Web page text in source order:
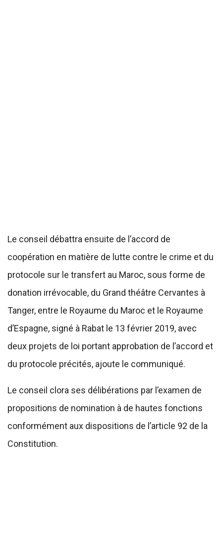
Le conseil débattra ensuite de l’accord de
coopération en matière de lutte contre le crime et du
protocole sur le transfert au Maroc, sous forme de
donation irrévocable, du Grand théâtre Cervantes à
Tanger, entre le Royaume du Maroc et le Royaume
d’Espagne, signé à Rabat le 13 février 2019, avec
deux projets de loi portant approbation de l’accord et
du protocole précités, ajoute le communiqué.
Le conseil clora ses délibérations par l’examen de
propositions de nomination à de hautes fonctions
conformément aux dispositions de l’article 92 de la
Constitution.